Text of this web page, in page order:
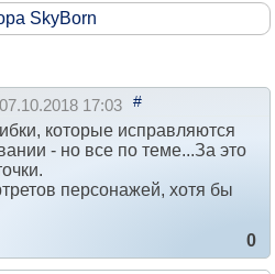
SkyBorn
07.10.2018 17:03 #
которые исправляются
- но все по теме...За это
персонажей, хотя бы
0